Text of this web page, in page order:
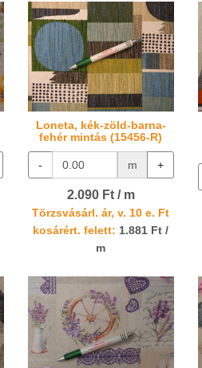
Loneta, kék-zöld-barna-
fehér mintás (15456-R)
- m +
2.090 Ft / m
Törzsvásárl. ár, v. 10 e. Ft
kosárért. felett: 1.881 Ft /
m